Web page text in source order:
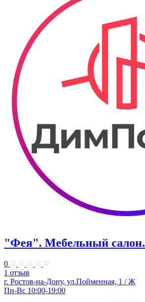
"Фея". Мебельный салон.
0
1 отзыв
г. Ростов-на-Дону, ул.Пойменная, 1 / Ж
Пн-Вс 10:00-19:00